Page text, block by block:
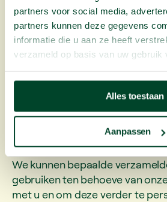
partners voor social media,
partners kunnen deze gegevens
informatie die u aan ze heeft
verzameld op basis van uw gebruik
Alles toestaan
Aanpassen
We gebruiken gegevens om te
van klanten, om hun
leiden, en om andere
ondersteunende services te
de overeenkomstdie we met u
Communicatie,
We kunnen bepaalde
gebruiken ten behoeve van
met u en om deze verder te